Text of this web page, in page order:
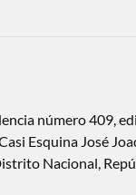
número 409,
Esquina José
Nacional,